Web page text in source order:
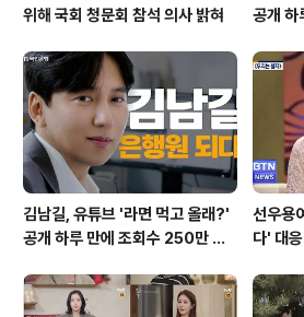
위해 국회 청문회 참석 의사 밝혀
공개 하
김남길, 유튜브 '라면 먹고 올래?'
공개 하루 만에 조회수 250만 돌
선우용
다' 대